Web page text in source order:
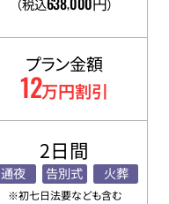
（税込 , ）
プラン金額
12万円割引
2日間
通夜 告別式 火葬
※初七日法要なども含む